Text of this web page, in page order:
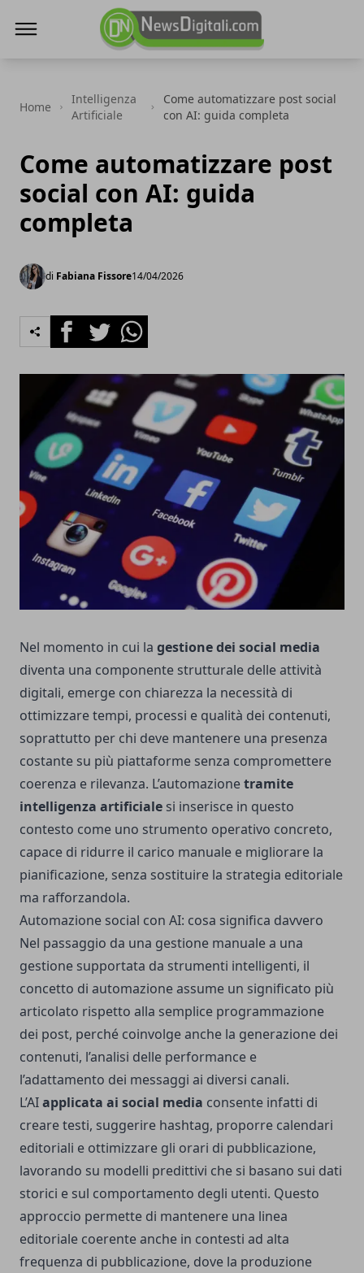
Home
Intelligenza
Artificiale
Come automatizzare post social
con AI: guida completa
Come automatizzare post
social con AI: guida
completa
di Fabiana Fissore14/04/2026
FacebookTwitterWhatsapp
Nel momento in cui la gestione dei social media
diventa una componente strutturale delle attività
digitali, emerge con chiarezza la necessità di
ottimizzare tempi, processi e qualità dei contenuti,
soprattutto per chi deve mantenere una presenza
costante su più piattaforme senza compromettere
coerenza e rilevanza. L’automazionetramite
intelligenza artificiale si inserisce in questo
contesto come uno strumento operativo concreto,
capace di ridurre il carico manuale e migliorare la
pianificazione, senza sostituire la strategia editoriale
ma rafforzandola.
Automazione social con AI: cosa significa davvero
Nel passaggio da una gestione manuale a una
gestione supportata da strumenti intelligenti, il
concetto di automazione assume un significato più
articolato rispetto alla semplice programmazione
dei post, perché coinvolge anche la generazione dei
contenuti, l’analisi delle performance e
l’adattamento dei messaggi ai diversi canali.
L’AIapplicata ai social media consente infatti di
creare testi, suggerire hashtag, proporre calendari
editoriali e ottimizzare gli orari di pubblicazione,
lavorando su modelli predittivi che si basano sui dati
storici e sul comportamento degli utenti. Questo
approccio permette di mantenere una linea
editoriale coerente anche in contesti ad alta
frequenza di pubblicazione, dove la produzione